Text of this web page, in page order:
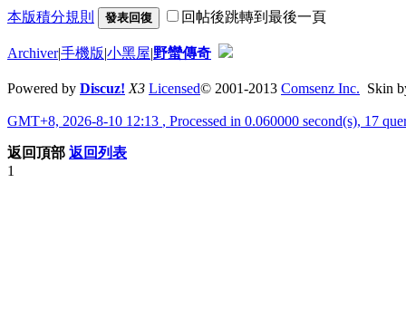
本版積分規則 發表回復 回帖後跳轉到最後一頁
Archiver|手機版|小黑屋|野蠻傳奇
Powered by Discuz! X3 Licensed© 2001-2013 Comsenz Inc. Skin
GMT+8, 2026-8-10 12:13 , Processed in 0.060000 second(s), 17
返回頂部 返回列表
1